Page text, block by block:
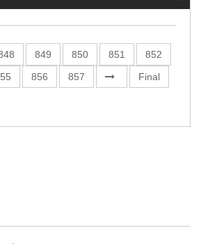
849 850 851
852
856 857 Final